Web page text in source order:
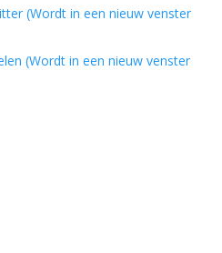
(Wordt in een nieuw venster
(Wordt in een nieuw venster